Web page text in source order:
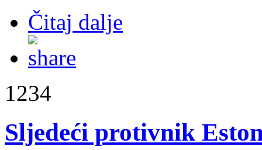
Čitaj dalje
1234
Sljedeći protivnik